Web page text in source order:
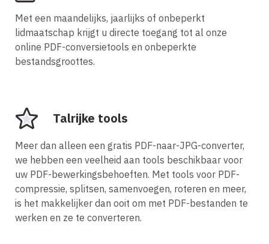
Met een maandelijks, jaarlijks of onbeperkt
lidmaatschap krijgt u directe toegang tot al onze
online PDF-conversietools en onbeperkte
bestandsgroottes.
Talrijke tools
Meer dan alleen een gratis PDF-naar-JPG-converter,
we hebben een veelheid aan tools beschikbaar voor
uw PDF-bewerkingsbehoeften. Met tools voor PDF-
compressie, splitsen, samenvoegen, roteren en meer,
is het makkelijker dan ooit om met PDF-bestanden te
werken en ze te converteren.